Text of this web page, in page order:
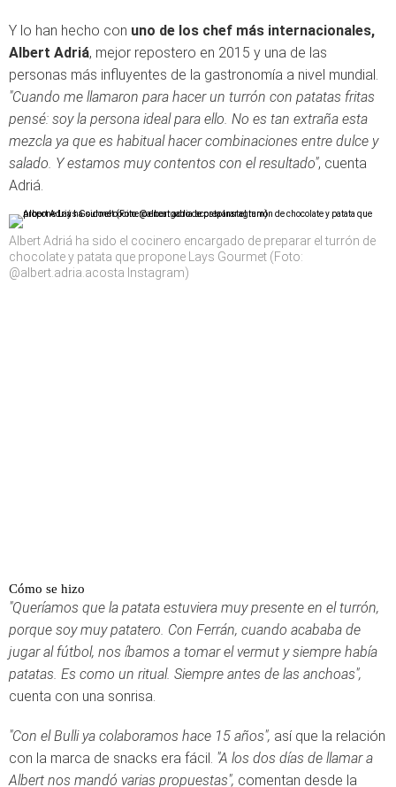
Y lo han hecho con uno de los chef más internacionales,
Albert Adriá, mejor repostero en 2015 y una de las
personas más influyentes de la gastronomía a nivel mundial.
"Cuando me llamaron para hacer un turrón con patatas fritas
pensé: soy la persona ideal para ello. No es tan extraña esta
mezcla ya que es habitual hacer combinaciones entre dulce y
salado. Y estamos muy contentos con el resultado", cuenta
Adriá.
Albert Adriá ha sido el cocinero encargado de preparar el turrón de
chocolate y patata que propone Lays Gourmet (Foto:
@albert.adria.acosta Instagram)
Cómo se hizo
"Queríamos que la patata estuviera muy presente en el turrón,
porque soy muy patatero. Con Ferrán, cuando acababa de
jugar al fútbol, nos íbamos a tomar el vermut y siempre había
patatas. Es como un ritual. Siempre antes de las anchoas",
cuenta con una sonrisa.
"Con el Bulli ya colaboramos hace 15 años", así que la relación
con la marca de snacks era fácil. "A los dos días de llamar a
Albert nos mandó varias propuestas", comentan desde la